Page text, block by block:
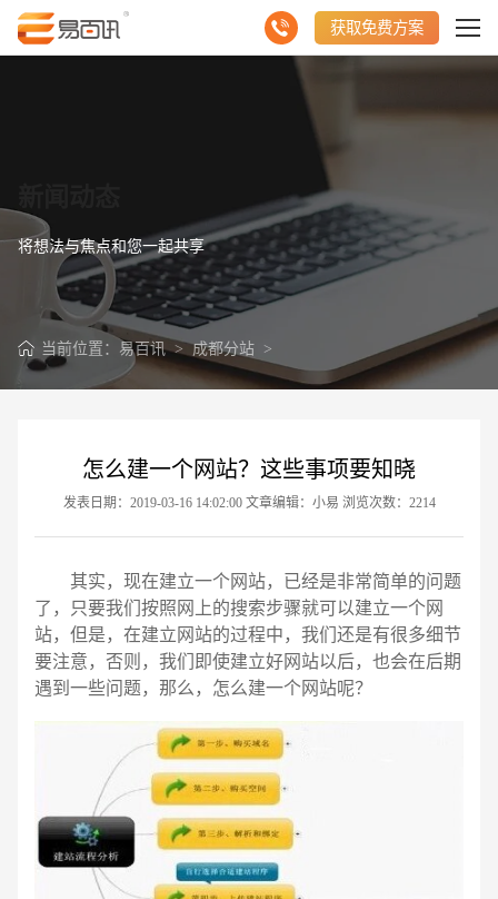
获取免费方案
将想法与焦点和您一起共享
当前位置： 易百讯>成都分站>
怎么建一个网站？这些事项要知晓
发表日期：2019-03-16 14:02:00 文章编辑：小易 浏览次数：2214
其实，现在建立一个网站，已经是非常简单的问题
了，只要我们按照网上的搜索步骤就可以建立一个网
站，但是，在建立网站的过程中，我们还是有很多细节
要注意，否则，我们即使建立好网站以后，也会在后期
遇到一些问题，那么，怎么建一个网站呢？